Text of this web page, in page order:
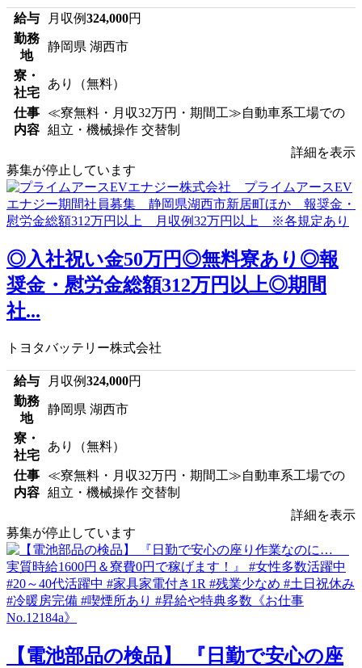
給与 月収例324,000円
勤務
地
静岡県 湖西市
寮・
社宅
あり（無料）
仕事
内容
≪寮無料・月収32万円・期間工≫自動車系工場での
組立・機械操作 交替制
詳細を表示
募集が停止しています
◎入社祝い金50万円◎無料寮あり◎報
奨金・慰労金総額312万円以上◎期間
社...
トヨタバッテリー株式会社
給与 月収例324,000円
勤務
地
静岡県 湖西市
寮・
社宅
あり（無料）
仕事
内容
≪寮無料・月収32万円・期間工≫自動車系工場での
組立・機械操作 交替制
詳細を表示
募集が停止しています
【電池部品の検品】 『日勤で安心の座